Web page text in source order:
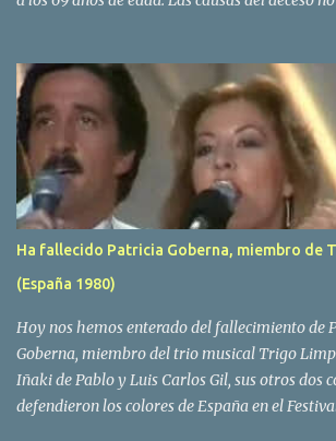
traves de las redes sociales. Nacido en Tolosa en
epoca universitaria en la carrera de
estudiante de medicina Luis Villar,
juntos,Santos a la guitarra y Villar al piano, sin
salto al mercado profesional. Sin embargo
propia Amaia Saizar, que tras su abandono de
recibió por parte de la discografica Hispavox
un nuevo grupo, reclutando al duo de amigos y
Yolanda Hoyos. Con los cuatro surgió en el año
Ha fallecido Patricia Goberna, miembro de
(España 1980)
Hoy nos hemos enterado del fallecimiento de
Goberna, miembro del trio musical Trigo
Iñaki de Pablo y Luis Carlos Gil, sus otros dos
defendieron los colores de España en el